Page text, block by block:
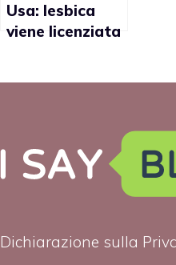
Usa: lesbica
viene licenziata
Dichiarazione sulla